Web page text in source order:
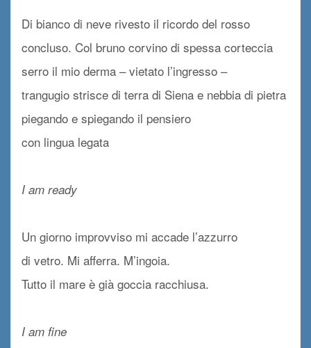
Di bianco di neve rivesto il ricordo del rosso
concluso. Col bruno corvino di spessa corteccia
serro il mio derma – vietato l’ingresso –
trangugio strisce di terra di Siena e nebbia di pietra
piegando e spiegando il pensiero
con lingua legata
I am ready
Un giorno improvviso mi accade l’azzurro
di vetro. Mi afferra. M’ingoia.
Tutto il mare è già goccia racchiusa.
I am fine